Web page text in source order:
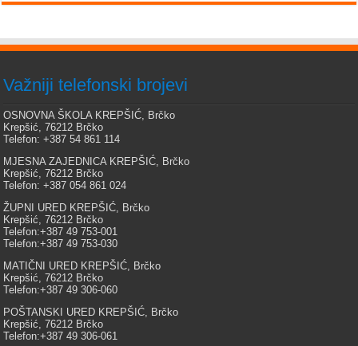
Važniji telefonski brojevi
OSNOVNA ŠKOLA KREPŠIĆ, Brčko
Krepšić, 76212 Brčko
Telefon: +387 54 861 114
MJESNA ZAJEDNICA KREPŠIĆ, Brčko
Krepšić, 76212 Brčko
Telefon: +387 054 861 024
ŽUPNI URED KREPŠIĆ, Brčko
Krepšić, 76212 Brčko
Telefon:+387 49 753-001
Telefon:+387 49 753-030
MATIČNI URED KREPŠIĆ, Brčko
Krepšić, 76212 Brčko
Telefon:+387 49 306-060
POŠTANSKI URED KREPŠIĆ, Brčko
Krepšić, 76212 Brčko
Telefon:+387 49 306-061